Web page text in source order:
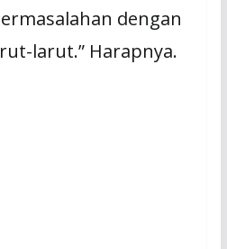
dengan
larut.” Harapnya.